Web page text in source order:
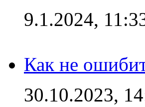
9.1.2024,
Как не
30.10.2023,